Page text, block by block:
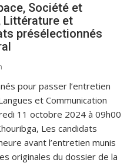
Société et
Littérature et
présélectionnés
pour passer l’entretien
et Communication
11 octobre 2024 à 09h00
Les candidats
avant l’entretien munis
originales du dossier de la